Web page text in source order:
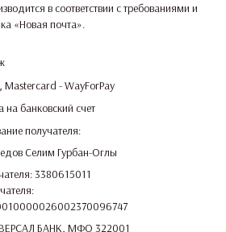
в соответствии с требованиями и
«Новая почта».
Mastercard - WayForPay
на банковский счет
получателя:
Селим Гурбан-Оглы
3380615011
БАНК, МФО 322001